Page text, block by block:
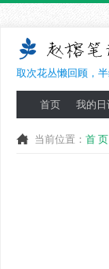
取次花丛懒回顾，半
首页 我的日
当前位置： 首 页